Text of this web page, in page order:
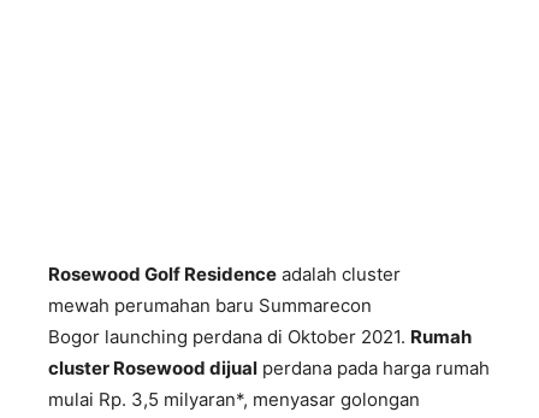
Rosewood Golf Residence adalah cluster
mewah perumahan baru Summarecon
Bogor launching perdana di Oktober 2021. Rumah
cluster Rosewood dijual perdana pada harga rumah
mulai Rp. 3,5 milyaran*, menyasar golongan